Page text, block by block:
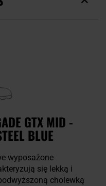
GTX MID -
BLUE
wyposażone
się lekką i
cholewką